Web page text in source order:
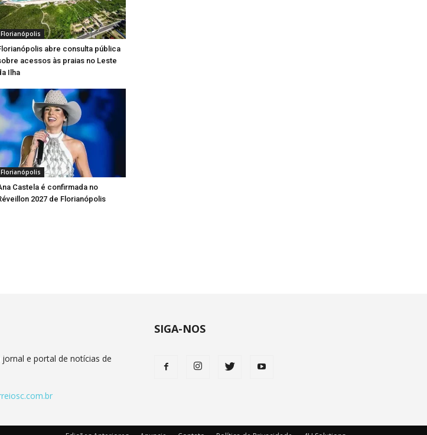
Florianópolis
abre consulta pública
acessos às praias no Leste
Ilha
Florianópolis
Castela é confirmada no
2027 de Florianópolis
e portal de notícias de
SIGA-NOS